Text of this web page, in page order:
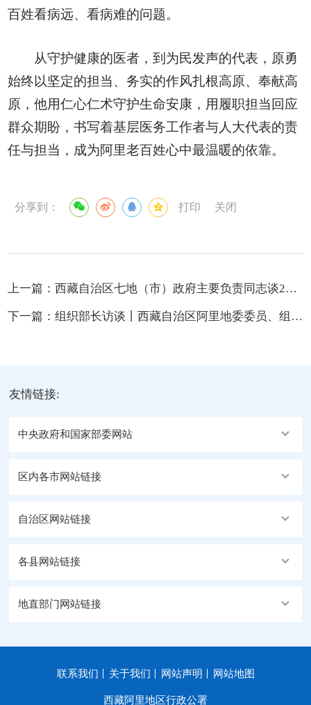
百姓看病远、看病难的问题。
从守护健康的医者，到为民发声的代表，原勇
始终以坚定的担当、务实的作风扎根高原、奉献高
原，他用仁心仁术守护生命安康，用履职担当回应
群众期盼，书写着基层医务工作者与人大代表的责
任与担当，成为阿里老百姓心中最温暖的依靠。
分享到： 打印 关闭
上一篇： 西藏自治区七地（市）政府主要负责同志谈2025年经济工作部署
下一篇： 组织部长访谈丨西藏自治区阿里地委委员、组织部部长何界：筑牢边疆党建千里红色长廊
友情链接:
中央政府和国家部委网站
区内各市网站链接
自治区网站链接
各县网站链接
地直部门网站链接
联系我们 关于我们 网站声明 网站地图
西藏阿里地区行政公署